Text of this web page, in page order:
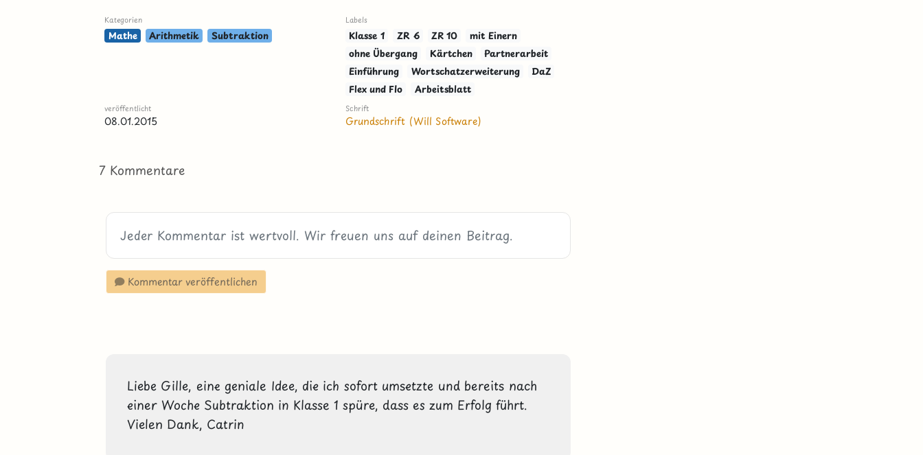
Kategorien
Mathe Arithmetik Subtraktion
Labels
Klasse 1 ZR 6 ZR 10
mit Einern
ohne Übergang
Kärtchen
Partnerarbeit
Einführung
Wortschatzerweiterung
DaZ
Flex und Flo
Arbeitsblatt
veröffentlicht
08.01.2015
Schrift
Grundschrift (Will Software)
7 Kommentare
Kommentar veröffentlichen
Liebe Gille, eine geniale Idee, die ich sofort umsetzte und bereits nach
einer Woche Subtraktion in Klasse 1 spüre, dass es zum Erfolg führt.
Vielen Dank, Catrin